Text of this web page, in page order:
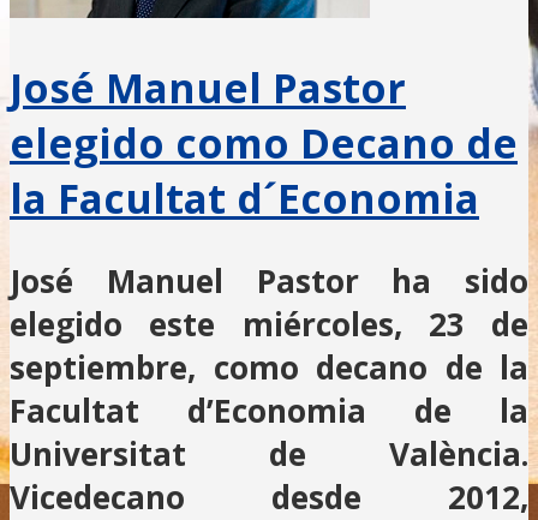
José Manuel Pastor
elegido como Decano de
la Facultat d´Economia
José Manuel Pastor ha sido
elegido este miércoles, 23 de
septiembre, como decano de la
Facultat d’Economia de la
Universitat de València.
Vicedecano desde 2012,